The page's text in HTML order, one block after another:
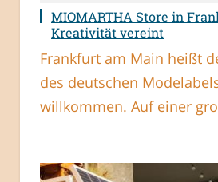
MIOMARTHA Store in
Kreativität vereint
Frankfurt am Main heißt
des deutschen
willkommen. Auf einer